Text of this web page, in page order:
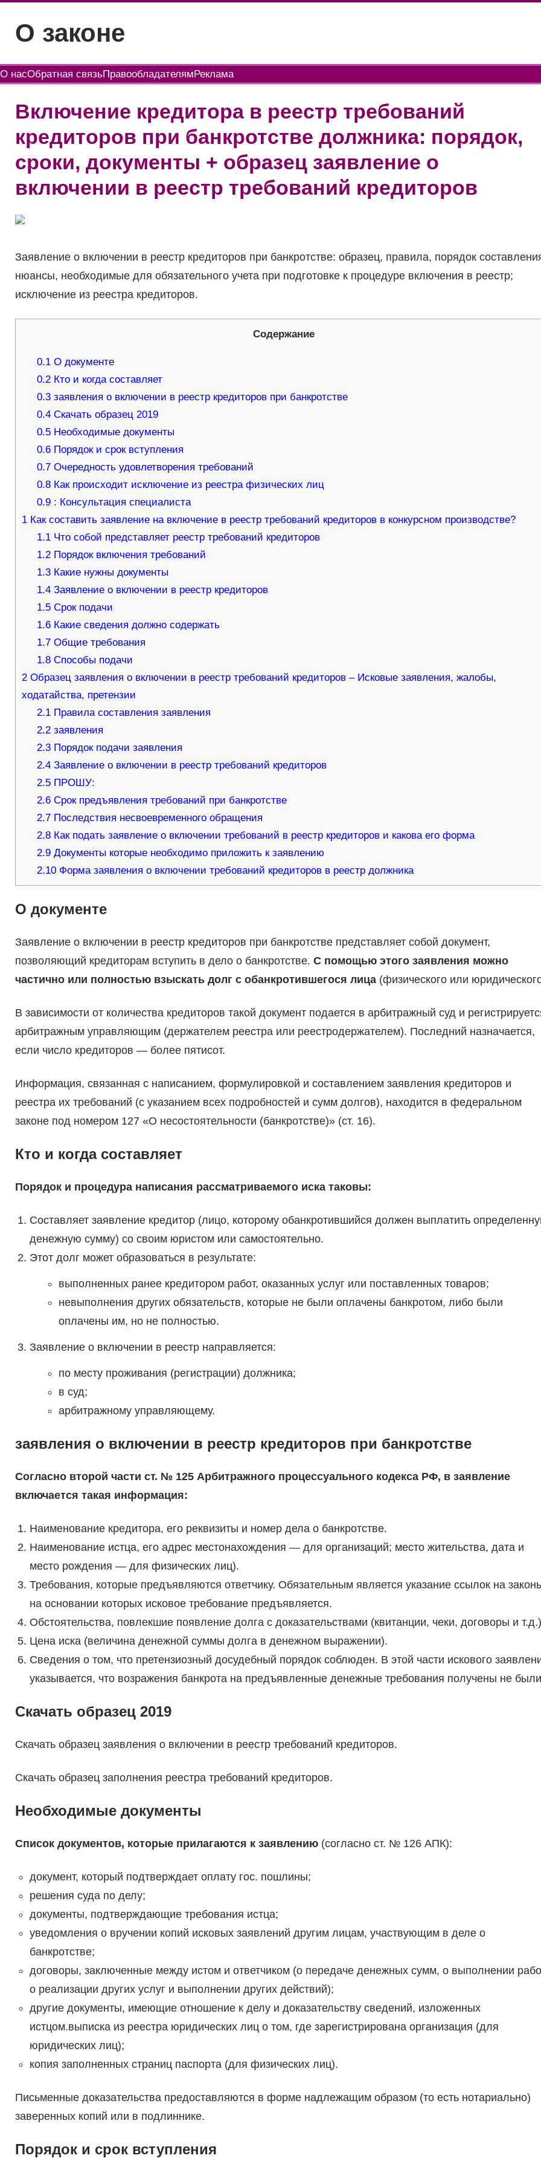
содержимому
О законе
О насОбратная связьПравообладателямРеклама
Включение кредитора в реестр требований
кредиторов при банкротстве должника: порядок,
сроки, документы + образец заявление о
включении в реестр требований кредиторов
Заявление о включении в реестр кредиторов при банкротстве: образец, правила, порядок
нюансы, необходимые для обязательного учета при подготовке к процедуре включения в реестр;
исключение из реестра кредиторов.
Содержание
0.1 О документе
0.2 Кто и когда составляет
0.3 заявления о включении в реестр кредиторов при банкротстве
0.4 Скачать образец 2019
0.5 Необходимые документы
0.6 Порядок и срок вступления
0.7 Очередность удовлетворения требований
0.8 Как происходит исключение из реестра физических лиц
0.9 : Консультация специалиста
1Как составить заявление на включение в реестр требований кредиторов в конкурсном производстве?
1.1 Что собой представляет реестр требований кредиторов
1.2 Порядок включения требований
1.3 Какие нужны документы
1.4 Заявление о включении в реестр кредиторов
1.5 Срок подачи
1.6 Какие сведения должно содержать
1.7 Общие требования
1.8 Способы подачи
2Образец заявления о включении в реестр требований кредиторов – Исковые заявления, жалобы,
ходатайства, претензии
2.1 Правила составления заявления
2.2 заявления
2.3 Порядок подачи заявления
2.4 Заявление о включении в реестр требований кредиторов
2.5 ПРОШУ:
2.6 Срок предъявления требований при банкротстве
2.7 Последствия несвоевременного обращения
2.8 Как подать заявление о включении требований в реестр кредиторов и какова его форма
2.9 Документы которые необходимо приложить к заявлению
2.10 Форма заявления о включении требований кредиторов в реестр должника
О документе
Заявление о включении в реестр кредиторов при банкротстве представляет собой документ,
позволяющий кредиторам вступить в дело о банкротстве. С помощью этого заявления можно
частично или полностью взыскать долг с обанкротившегося лица(физического или
В зависимости от количества кредиторов такой документ подается в арбитражный суд и
арбитражным управляющим (держателем реестра или реестродержателем). Последний назначается,
если число кредиторов — более пятисот.
Информация, связанная с написанием, формулировкой и составлением заявления кредиторов и
реестра их требований (с указанием всех подробностей и сумм долгов), находится в федеральном
законе под номером 127 «О несостоятельности (банкротстве)» (ст. 16).
Кто и когда составляет
Порядок и процедура написания рассматриваемого иска таковы:
Составляет заявление кредитор (лицо, которому обанкротившийся должен выплатить
денежную сумму) со своим юристом или самостоятельно.
Этот долг может образоваться в результате:
выполненных ранее кредитором работ, оказанных услуг или поставленных товаров;
невыполнения других обязательств, которые не были оплачены банкротом, либо были
оплачены им, но не полностью.
Заявление о включении в реестр направляется:
по месту проживания (регистрации) должника;
в суд;
арбитражному управляющему.
заявления о включении в реестр кредиторов при банкротстве
Согласно второй части ст. № 125 Арбитражного процессуального кодекса РФ, в заявление
включается такая информация:
Наименование кредитора, его реквизиты и номер дела о банкротстве.
Наименование истца, его адрес местонахождения — для организаций; место жительства, дата и
место рождения — для физических лиц).
Требования, которые предъявляются ответчику. Обязательным является указание ссылок на
на основании которых исковое требование предъявляется.
Обстоятельства, повлекшие появление долга с доказательствами (квитанции, чеки, договоры и т.д.)
Цена иска (величина денежной суммы долга в денежном выражении).
Сведения о том, что претензиозный досудебный порядок соблюден. В этой части искового
указывается, что возражения банкрота на предъявленные денежные требования получены не
Скачать образец 2019
Скачать образец заявления о включении в реестр требований кредиторов.
Скачать образец заполнения реестра требований кредиторов.
Необходимые документы
Список документов, которые прилагаются к заявлению(согласно ст. № 126 АПК):
документ, который подтверждает оплату гос. пошлины;
решения суда по делу;
документы, подтверждающие требования истца;
уведомления о вручении копий исковых заявлений другим лицам, участвующим в деле о
банкротстве;
договоры, заключенные между истом и ответчиком (о передаче денежных сумм, о выполнении
о реализации других услуг и выполнении других действий);
другие документы, имеющие отношение к делу и доказательству сведений, изложенных
истцом.выписка из реестра юридических лиц о том, где зарегистрирована организация (для
юридических лиц);
копия заполненных страниц паспорта (для физических лиц).
Письменные доказательства предоставляются в форме надлежащим образом (то есть нотариально)
заверенных копий или в подлиннике.
Порядок и срок вступления